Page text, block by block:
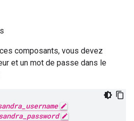
composants, vous devez
et un mot de passe dans le